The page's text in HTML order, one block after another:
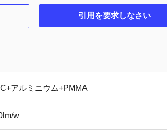
引用を要求しなさい
アルミニウム+PMMA
w